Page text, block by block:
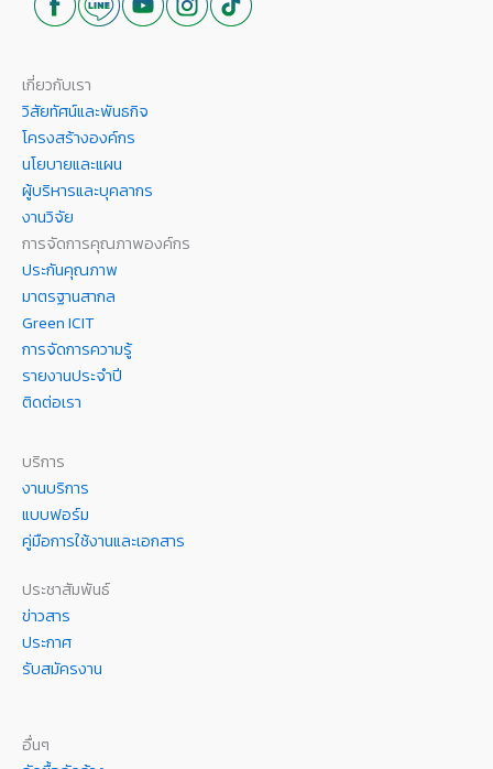
เกี่ยวกับเรา
วิสัยทัศน์และพันธกิจ
โครงสร้างองค์กร
นโยบายและแผน
ผู้บริหารและบุคลากร
งานวิจัย
การจัดการคุณภาพองค์กร
ประกันคุณภาพ
มาตรฐานสากล
Green ICIT
การจัดการความรู้
รายงานประจำปี
ติดต่อเรา
บริการ
งานบริการ
แบบฟอร์ม
คู่มือการใช้งานและเอกสาร
ประชาสัมพันธ์
ข่าวสาร
ประกาศ
รับสมัครงาน
อื่นๆ